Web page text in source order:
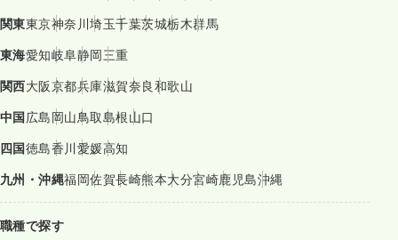
関東東京神奈川埼玉千葉茨城栃木群馬
東海愛知岐阜静岡三重
関西大阪京都兵庫滋賀奈良和歌山
中国広島岡山鳥取島根山口
四国徳島香川愛媛高知
九州・沖縄福岡佐賀長崎熊本大分宮崎鹿児島沖縄
職種で探す